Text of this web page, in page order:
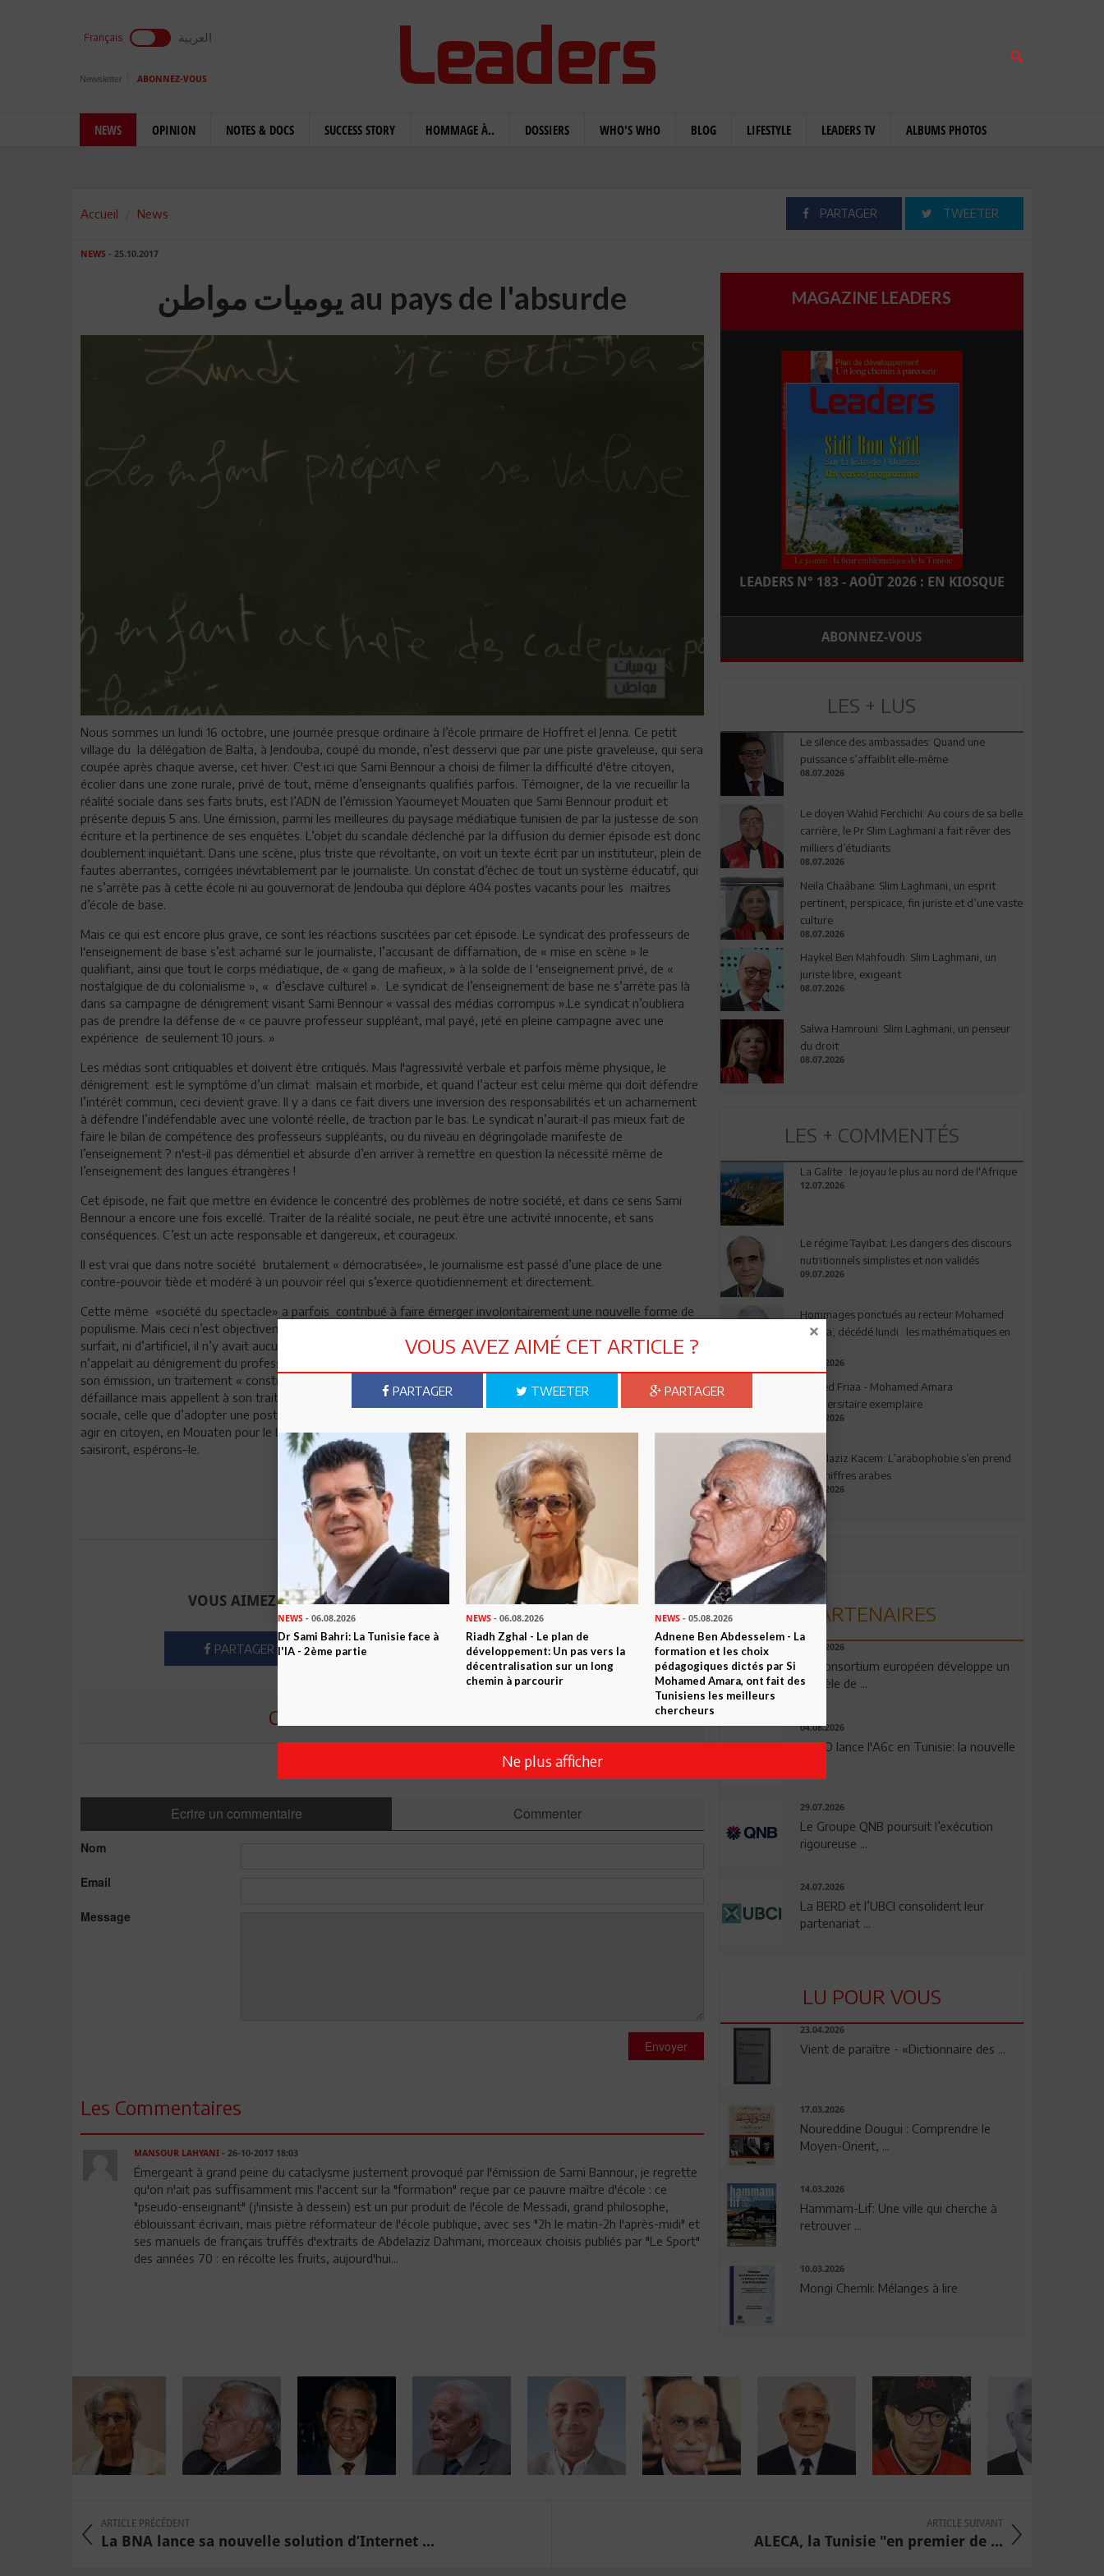
Français العربية
Newsletter ABONNEZ-VOUS
NEWS OPINION NOTES & DOCS SUCCESS STORY HOMMAGE À.. DOSSIERS WHO'S WHO BLOG LIFESTYLE LEADERS TV ALBUMS PHOTOS
Accueil News PARTAGER TWEETER
NEWS - 25.10.2017
يوميات مواطن au pays de l'absurde
Nous sommes un lundi 16 octobre, une journée presque ordinaire à l’école primaire de Hoffret el Jenna. Ce petit
village du la délégation de Balta, à Jendouba, coupé du monde, n’est desservi que par une piste graveleuse, qui sera
coupée après chaque averse, cet hiver. C'est ici que Sami Bennour a choisi de filmer la difficulté d'être citoyen,
écolier dans une zone rurale, privé de tout, même d’enseignants qualifiés parfois. Témoigner, de la vie recueillir la
réalité sociale dans ses faits bruts, est l’ADN de l’émission Yaoumeyet Mouaten que Sami Bennour produit et
présente depuis 5 ans. Une émission, parmi les meilleures du paysage médiatique tunisien de par la justesse de son
écriture et la pertinence de ses enquêtes. L’objet du scandale déclenché par la diffusion du dernier épisode est donc
doublement inquiétant. Dans une scène, plus triste que révoltante, on voit un texte écrit par un instituteur, plein de
fautes aberrantes, corrigées inévitablement par le journaliste. Un constat d’échec de tout un système éducatif, qui
ne s’arrête pas à cette école ni au gouvernorat de Jendouba qui déplore 404 postes vacants pour les maitres
d’école de base.
Mais ce qui est encore plus grave, ce sont les réactions suscitées par cet épisode. Le syndicat des professeurs de
l‘enseignement de base s’est acharné sur le journaliste, l’accusant de diffamation, de « mise en scène » le
qualifiant, ainsi que tout le corps médiatique, de « gang de mafieux, » à la solde de l ‘enseignement privé, de «
nostalgique de du colonialisme », « d’esclave culturel ». Le syndicat de l’enseignement de base ne s’arrête pas là
dans sa campagne de dénigrement visant Sami Bennour « vassal des médias corrompus ».Le syndicat n’oubliera
pas de prendre la défense de « ce pauvre professeur suppléant, mal payé, jeté en pleine campagne avec une
expérience de seulement 10 jours. »
Les médias sont critiquables et doivent être critiqués. Mais l'agressivité verbale et parfois même physique, le
dénigrement est le symptôme d’un climat malsain et morbide, et quand l’acteur est celui même qui doit défendre
l’intérêt commun, ceci devient grave. Il y a dans ce fait divers une inversion des responsabilités et un acharnement
à défendre l’indéfendable avec une volonté réelle, de traction par le bas. Le syndicat n’aurait-il pas mieux fait de
faire le bilan de compétence des professeurs suppléants, ou du niveau en dégringolade manifeste de
l’enseignement ? n‘est-il pas démentiel et absurde d’en arriver à remettre en question la nécessité même de
l’enseignement des langues étrangères !
Cet épisode, ne fait que mettre en évidence le concentré des problèmes de notre société, et dans ce sens Sami
Bennour a encore une fois excellé. Traiter de la réalité sociale, ne peut être une activité innocente, et sans
conséquences. C’est un acte responsable et dangereux, et courageux.
Il est vrai que dans notre société brutalement « démocratisée», le journalisme est passé d’une place de une
contre-pouvoir tiède et modéré à un pouvoir réel qui s’exerce quotidiennement et directement.
Cette même «société du spectacle» a parfois contribué à faire émerger involontairement une nouvelle forme de
populisme. Mais ceci n’est objectivement pas le cas de cette émission. L’émotion de Sami Bennour n’avait rien de
surfait, ni d’artificiel, il n’y avait aucune mise en scène, mais juste un acte de témoignage responsable. Rien
n’appelait au dénigrement du professeur, il y avait dans sa démarche, comme presque dans tous les épisodes de
son émission, un traitement « constructiviste" : la réalité sociale. Les faits rapportés par Bennour pointent la
défaillance mais appellent à son traitement. Son but est de donner du sens au faits .C’est une responsabilité
sociale, celle que d’adopter une posture citoyenne. Certains acteurs sociaux ,semblent avoir oublié ce rôle premier,
agir en citoyen, en Mouaten pour le bien de tous. Bennour, vient de leur livrer une occasion de rappel, qu’ils
saisiront, espérons–le.
Amel Douja Dhaouadi
Envoyer à un ami
VOUS AIMEZ CET ARTICLE ? PARTAGEZ-LE AVEC VOS AMIS !
PARTAGER ABONNEZ-VOUS
COMMENTER CET ARTICLE
1
Ecrire un commentaire Commenter
Nom
Email
Message
Envoyer
Les Commentaires
MANSOUR LAHYANI- 26-10-2017 18:03
Émergeant à grand peine du cataclysme justement provoqué par l'émission de Sami Bannour, je regrette
qu'on n'ait pas suffisamment mis l'accent sur la "formation" reçue par ce pauvre maître d'école : ce
"pseudo-enseignant" (j'insiste à dessein) est un pur produit de l'école de Messadi, grand philosophe,
éblouissant écrivain, mais piètre réformateur de l'école publique, avec ses "2h le matin-2h l'après-midi" et
ses manuels de français truffés d'extraits de Abdelaziz Dahmani, morceaux choisis publiés par "Le Sport"
des années 70 : en récolte les fruits, aujourd'hui...
MAGAZINE LEADERS
LEADERS N° 183 - AOÛT 2026 : EN KIOSQUE
ABONNEZ-VOUS
LES + LUS
Le silence des ambassades: Quand une
puissance s’affaiblit elle-même
08.07.2026
Le doyen Wahid Ferchichi: Au cours de sa belle
carrière, le Pr Slim Laghmani a fait rêver des
milliers d’étudiants
08.07.2026
Neila Chaâbane: Slim Laghmani, un esprit
pertinent, perspicace, fin juriste et d’une vaste
culture
08.07.2026
Haykel Ben Mahfoudh: Slim Laghmani, un
juriste libre, exigeant
08.07.2026
Salwa Hamrouni: Slim Laghmani, un penseur
du droit
08.07.2026
LES + COMMENTÉS
La Galite : le joyau le plus au nord de l'Afrique
12.07.2026
Le régime Tayibat: Les dangers des discours
nutritionnels simplistes et non validés
09.07.2026
Hommages ponctués au recteur Mohamed
Amara, décédé lundi : les mathématiques en
03.08.2026
Ahmed Friaa - Mohamed Amara:
l’Universitaire exemplaire
04.08.2026
Abdelaziz Kacem: L’arabophobie s’en prend
aux chiffres arabes
09.07.2026
PARTENAIRES
06.08.2026
Un consortium européen développe un
modèle de ...
04.08.2026
OPPO lance l'A6c en Tunisie: la nouvelle
29.07.2026
Le Groupe QNB poursuit l’exécution
rigoureuse ...
24.07.2026
La BERD et l’UBCI consolident leur
partenariat ...
LU POUR VOUS
23.04.2026
Vient de paraître - «Dictionnaire des ...
17.03.2026
Noureddine Dougui : Comprendre le
Moyen-Orient, ...
14.03.2026
Hammam-Lif: Une ville qui cherche à
retrouver ...
10.03.2026
Mongi Chemli: Mélanges à lire
ARTICLE PRÉCÉDENT
La BNA lance sa nouvelle solution d’Internet ...
ARTICLE SUIVANT
ALECA, la Tunisie "en premier de ...
VOUS AVEZ AIMÉ CET ARTICLE ?
PARTAGER TWEETER PARTAGER
NEWS - 06.08.2026
Dr Sami Bahri: La Tunisie face à
l'IA - 2ème partie
NEWS - 06.08.2026
Riadh Zghal - Le plan de
développement: Un pas vers la
décentralisation sur un long
chemin à parcourir
NEWS- 05.08.2026
Adnene Ben Abdesselem - La
formation et les choix
pédagogiques dictés par Si
Mohamed Amara, ont fait des
Tunisiens les meilleurs
chercheurs
Ne plus afficher